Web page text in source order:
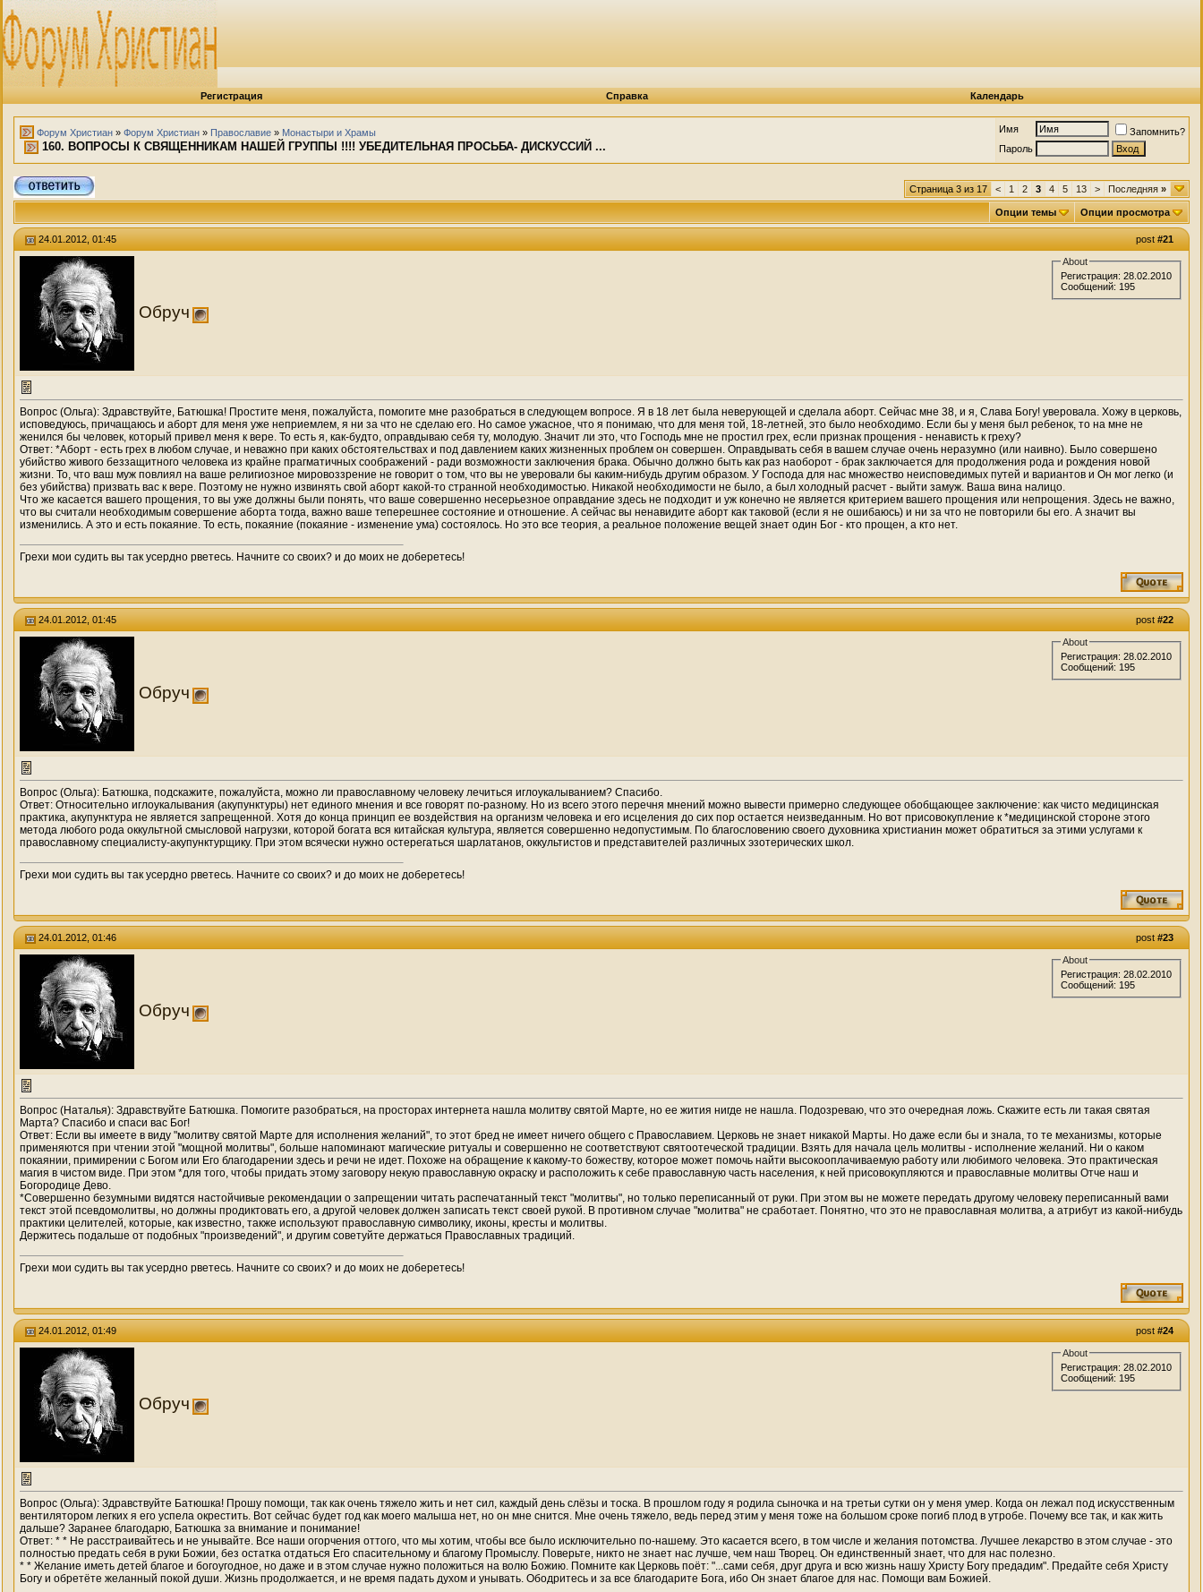
Регистрация Справка Календарь
Форум Христиан » Форум Христиан » Православие » Монастыри и Храмы
160. ВОПРОСЫ К СВЯЩЕННИКАМ НАШЕЙ ГРУППЫ !!!! УБЕДИТЕЛЬНАЯ ПРОСЬБА- ДИСКУССИЙ ...
Имя
Запомнить?
Пароль
Страница 3 из 17 < 1 2 3 4 5 13 > Последняя »
Опции темы Опции просмотра
post#21
24.01.2012, 01:45
Обруч
About
Регистрация: 28.02.2010
Сообщений: 195
Вопрос (Ольга): Здравствуйте, Батюшка! Простите меня, пожалуйста, помогите мне разобраться в следующем вопросе. Я в 18 лет была неверующей и сделала аборт. Сейчас мне 38, и я, Слава Богу! уверовала. Хожу в церковь,
исповедуюсь, причащаюсь и аборт для меня уже неприемлем, я ни за что не сделаю его. Но самое ужасное, что я понимаю, что для меня той, 18-летней, это было необходимо. Если бы у меня был ребенок, то на мне не
женился бы человек, который привел меня к вере. То есть я, как-будто, оправдываю себя ту, молодую. Значит ли это, что Господь мне не простил грех, если признак прощения - ненависть к греху?
Ответ: *Аборт - есть грех в любом случае, и неважно при каких обстоятельствах и под давлением каких жизненных проблем он совершен. Оправдывать себя в вашем случае очень неразумно (или наивно). Было совершено
убийство живого беззащитного человека из крайне прагматичных соображений - ради возможности заключения брака. Обычно должно быть как раз наоборот - брак заключается для продолжения рода и рождения новой
жизни. То, что ваш муж повлиял на ваше религиозное мировоззрение не говорит о том, что вы не уверовали бы каким-нибудь другим образом. У Господа для нас множество неисповедимых путей и вариантов и Он мог легко (и
без убийства) призвать вас к вере. Поэтому не нужно извинять свой аборт какой-то странной необходимостью. Никакой необходимости не было, а был холодный расчет - выйти замуж. Ваша вина налицо.
Что же касается вашего прощения, то вы уже должны были понять, что ваше совершенно несерьезное оправдание здесь не подходит и уж конечно не является критерием вашего прощения или непрощения. Здесь не важно,
что вы считали необходимым совершение аборта тогда, важно ваше теперешнее состояние и отношение. А сейчас вы ненавидите аборт как таковой (если я не ошибаюсь) и ни за что не повторили бы его. А значит вы
изменились. А это и есть покаяние. То есть, покаяние (покаяние - изменение ума) состоялось. Но это все теория, а реальное положение вещей знает один Бог - кто прощен, а кто нет.
Грехи мои судить вы так усердно рветесь. Начните со своих? и до моих не доберетесь!
post#22
24.01.2012, 01:45
Обруч
About
Регистрация: 28.02.2010
Сообщений: 195
Вопрос (Ольга): Батюшка, подскажите, пожалуйста, можно ли православному человеку лечиться иглоукалыванием? Спасибо.
Ответ: Относительно иглоукалывания (акупунктуры) нет единого мнения и все говорят по-разному. Но из всего этого перечня мнений можно вывести примерно следующее обобщающее заключение: как чисто медицинская
практика, акупунктура не является запрещенной. Хотя до конца принцип ее воздействия на организм человека и его исцеления до сих пор остается неизведанным. Но вот присовокупление к *медицинской стороне этого
метода любого рода оккультной смысловой нагрузки, которой богата вся китайская культура, является совершенно недопустимым. По благословению своего духовника христианин может обратиться за этими услугами к
православному специалисту-акупунктурщику. При этом всячески нужно остерегаться шарлатанов, оккультистов и представителей различных эзотерических школ.
Грехи мои судить вы так усердно рветесь. Начните со своих? и до моих не доберетесь!
post#23
24.01.2012, 01:46
Обруч
About
Регистрация: 28.02.2010
Сообщений: 195
Вопрос (Наталья): Здравствуйте Батюшка. Помогите разобраться, на просторах интернета нашла молитву святой Марте, но ее жития нигде не нашла. Подозреваю, что это очередная ложь. Скажите есть ли такая святая
Марта? Спасибо и спаси вас Бог!
Ответ: Если вы имеете в виду "молитву святой Марте для исполнения желаний", то этот бред не имеет ничего общего с Православием. Церковь не знает никакой Марты. Но даже если бы и знала, то те механизмы, которые
применяются при чтении этой "мощной молитвы", больше напоминают магические ритуалы и совершенно не соответствуют святоотеческой традиции. Взять для начала цель молитвы - исполнение желаний. Ни о каком
покаянии, примирении с Богом или Его благодарении здесь и речи не идет. Похоже на обращение к какому-то божеству, которое может помочь найти высокооплачиваемую работу или любимого человека. Это практическая
магия в чистом виде. При этом *для того, чтобы придать этому заговору некую православную окраску и расположить к себе православную часть населения, к ней присовокупляются и православные молитвы Отче наш и
Богородице Дево.
*Совершенно безумными видятся настойчивые рекомендации о запрещении читать распечатанный текст "молитвы", но только переписанный от руки. При этом вы не можете передать другому человеку переписанный вами
текст этой псевдомолитвы, но должны продиктовать его, а другой человек должен записать текст своей рукой. В противном случае "молитва" не сработает. Понятно, что это не православная молитва, а атрибут из какой-нибудь
практики целителей, которые, как известно, также используют православную символику, иконы, кресты и молитвы.
Держитесь подальше от подобных "произведений", и другим советуйте держаться Православных традиций.
Грехи мои судить вы так усердно рветесь. Начните со своих? и до моих не доберетесь!
post#24
24.01.2012, 01:49
Обруч
About
Регистрация: 28.02.2010
Сообщений: 195
Вопрос (Ольга): Здравствуйте Батюшка! Прошу помощи, так как очень тяжело жить и нет сил, каждый день слёзы и тоска. В прошлом году я родила сыночка и на третьи сутки он у меня умер. Когда он лежал под искусственным
вентилятором легких я его успела окрестить. Вот сейчас будет год как моего малыша нет, но он мне снится. Мне очень тяжело, ведь перед этим у меня тоже на большом сроке погиб плод в утробе. Почему все так, и как жить
дальше? Заранее благодарю, Батюшка за внимание и понимание!
Ответ: * * Не расстраивайтесь и не унывайте. Все наши огорчения оттого, что мы хотим, чтобы все было исключительно по-нашему. Это касается всего, в том числе и желания потомства. Лучшее лекарство в этом случае - это
полностью предать себя в руки Божии, без остатка отдаться Его спасительному и благому Промыслу. Поверьте, никто не знает нас лучше, чем наш Творец. Он единственный знает, что для нас полезно.
* * Желание иметь детей благое и богоугодное, но даже и в этом случае нужно положиться на волю Божию. Помните как Церковь поёт: "...сами себя, друг друга и всю жизнь нашу Христу Богу предадим". Предайте себя Христу
Богу и обретёте желанный покой души. Жизнь продолжается, и не время падать духом и унывать. Ободритесь и за все благодарите Бога, ибо Он знает благое для нас. Помощи вам Божией.